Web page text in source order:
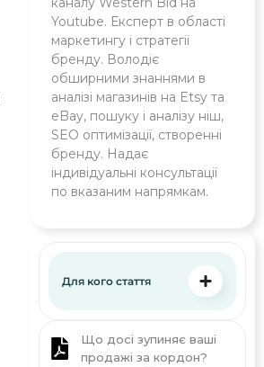
Youtube. Експерт в області
маркетингу і стратегії
бренду. Володіє
обширними знаннями в
аналізі магазинів на Etsy та
eBay, пошуку і аналізу ніш,
SEO оптимізації, створенні
бренду. Надає
індивідуальні консультації
по вказаним напрямкам.
Для кого стаття
Що досі зупиняє ваші
продажі за кордон?